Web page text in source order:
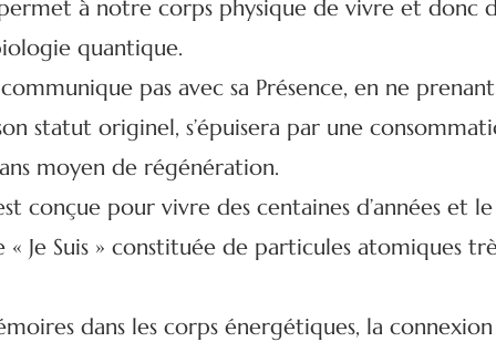
à notre corps physique de vivre et donc
quantique.
pas avec sa Présence, en ne
statut originel, s’épuisera par une
moyen de régénération.
conçue pour vivre des centaines d’années et
« Je Suis » constituée de particules atomiques
dans les corps énergétiques, la